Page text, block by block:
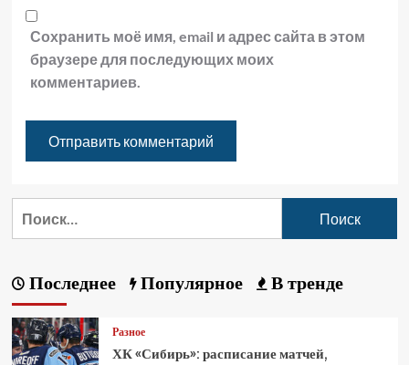
Сохранить моё имя, email и адрес сайта в этом
браузере для последующих моих
комментариев.
Последнее Популярное В тренде
Разное
ХК «Сибирь»: расписание матчей,